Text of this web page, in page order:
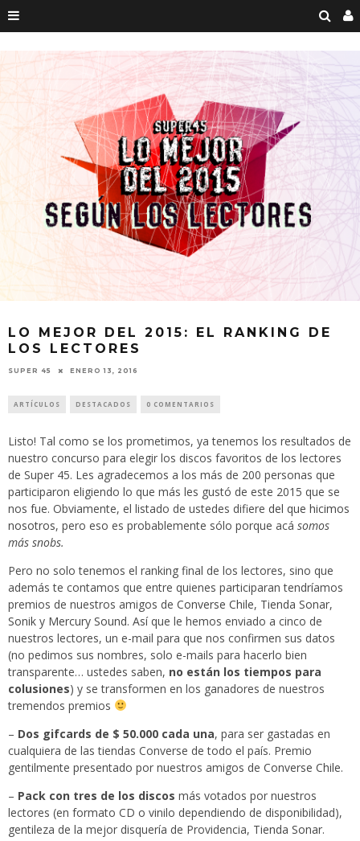
LO MEJOR DEL 2015: EL RANKING DE
LOS LECTORES
SUPER 45 ENERO 13, 2016
ARTÍCULOS DESTACADOS 0 COMENTARIOS
Listo! Tal como se los prometimos, ya tenemos los resultados de
nuestro concurso para elegir los discos favoritos de los lectores
de Super 45. Les agradecemos a los más de 200 personas que
participaron eligiendo lo que más les gustó de este 2015 que se
nos fue. Obviamente, el listado de ustedes difiere del que hicimos
nosotros, pero eso es probablemente sólo porque acá somos
más snobs.
Pero no solo tenemos el ranking final de los lectores, sino que
además te contamos que entre quienes participaran tendríamos
premios de nuestros amigos de Converse Chile, Tienda Sonar,
Sonik y Mercury Sound. Así que le hemos enviado a cinco de
nuestros lectores, un e-mail para que nos confirmen sus datos
(no pedimos sus nombres, solo e-mails para hacerlo bien
transparente… ustedes saben, no están los tiempos para
colusiones) y se transformen en los ganadores de nuestros
tremendos premios
– Dos gifcards de $ 50.000 cada una, para ser gastadas en
cualquiera de las tiendas Converse de todo el país. Premio
gentilmente presentado por nuestros amigos de Converse Chile.
– Pack con tres de los discos más votados por nuestros
lectores (en formato CD o vinilo dependiendo de disponibilidad),
gentileza de la mejor disquería de Providencia, Tienda Sonar.